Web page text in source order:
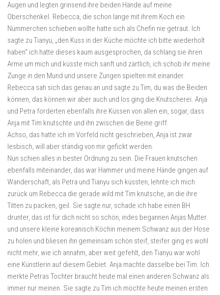
Augen und legten grinsend ihre beiden Hände auf meine
Oberschenkel. Rebecca, die schon lange mit ihrem Koch ein
Nümmerchen schieben wollte hatte sich als Chefin nie getraut. Ich
sagte zu Tianyu, „den Kuss in der Küche möchte ich bitte wiederholt
haben“ ich hatte dieses kaum ausgesprochen, da schlang sie ihren
Arme um mich und küsste mich sanft und zärtlich, ich schob ihr meine
Zunge in den Mund und unsere Zungen spielten mit einander.
Rebecca sah sich das genau an und sagte zu Tim, du was die Beiden
können, das können wir aber auch und los ging die Knutscherei. Anja
und Petra forderten ebenfalls ihre Küssen von allen ein, sogar, dass
Anja mit Tim knutschte und ihn zwischen die Beine griff.
Achso, das hatte ich im Vorfeld nicht geschrieben, Anja ist zwar
lesbisch, will aber ständig von mir gefickt werden.
Nun schien alles in bester Ordnung zu sein. Die Frauen knutschen
ebenfalls miteinander, das war Hammer und meine Hände gingen auf
Wanderschaft, als Petra und Tianyu sich küssten, lehnte ich mich
zurück um Rebecca die gerade wild mit Tim knutsche, an die ihre
Titten zu packen, geil. Sie sagte nur, schade ich habe einen BH
drunter, das ist für dich nicht so schön, indes begannen Anjas Mutter
und unsere kleine koreanisch Köchin meinem Schwanz aus der Hose
zu holen und bliesen ihn gemeinsam schön steif, steifer ging es wohl
nicht mehr, wie ich annahm, aber weit gefehlt, den Tianyu war wohl
eine Künstlerin auf diesem Gebiet. Anja machte dasselbe bei Tim. Ich
merkte Petras Tochter braucht heute mal einen anderen Schwanz als
immer nur meinen. Sie sagte zu Tim ich möchte heute meinen ersten